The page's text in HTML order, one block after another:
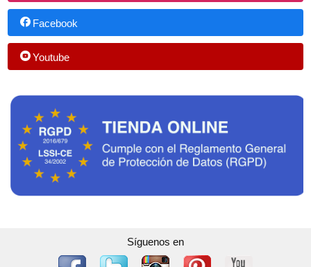
Facebook
Youtube
Síguenos en